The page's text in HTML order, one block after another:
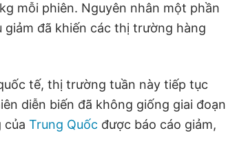
mỗi phiên. Nguyên nhân một phần
giảm đã khiến các thị trường hàng
tế, thị trường tuần này tiếp tục
diễn biến đã không giống giai đoạn
của Trung Quốc được báo cáo giảm,